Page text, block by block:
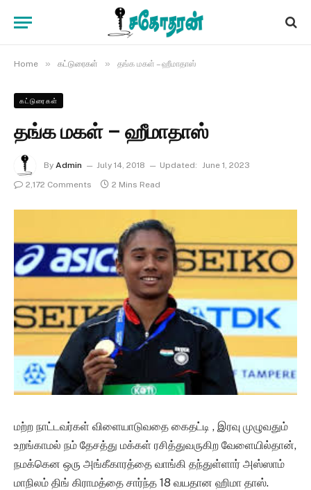
Home » கட்டுரைகள் » தங்க மகள் – ஹீமாதாஸ்
கட்டுரைகள்
தங்க மகள் – ஹீமாதாஸ்
By Admin July 14, 2018 Updated: June 1, 2023
2,172 Comments
2 Mins Read
மற்ற நாட்டவர்கள் விளையாடுவதை கைதட்டி , இரவு முழுவதும்
உறங்காமல் நம் தேசத்து மக்கள் ரசித்துவருகிற வேளையில்தான்,
நமக்கென ஒரு அங்கீகாரத்தை வாங்கி தந்துள்ளார் அஸ்ஸாம்
மாநிலம் திங் கிராமத்தை சார்ந்த 18 வயதான ஹிமா தாஸ்.